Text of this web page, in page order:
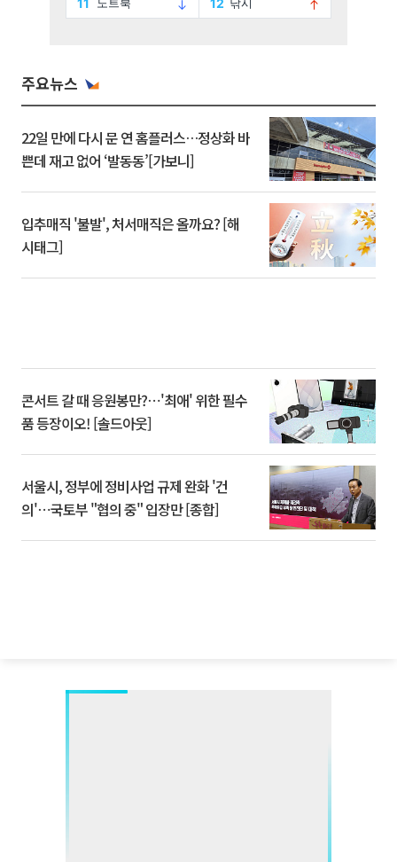
주요뉴스
22일 만에 다시 문 연 홈플러스…정상화 바
쁜데 재고 없어 ‘발동동’[가보니]
입추매직 '불발', 처서매직은 올까요? [해
시태그]
콘서트 갈 때 응원봉만?⋯'최애' 위한 필수
품 등장이오! [솔드아웃]
서울시, 정부에 정비사업 규제 완화 '건
의'⋯국토부 "협의 중" 입장만 [종합]